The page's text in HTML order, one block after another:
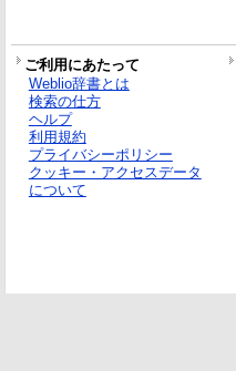
ご利用にあたって
Weblio辞書とは
検索の仕方
ヘルプ
利用規約
プライバシーポリシー
クッキー・アクセスデータ
について